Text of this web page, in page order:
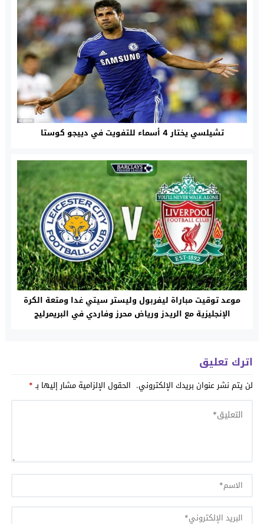
تشيلسي يختار 4 أسماء للتفويت في دييجو كوستا
موعد توقيت مباراة ليفربول وليستر سيتي غدا ومتعة الكرة
الإنجليزية مع الريدز ورياض محرز وفاردي في البريمرليج
اترك تعليق
لن يتم نشر عنوان بريدك الإلكتروني. الحقول الإلزامية مشار إليها بـ*